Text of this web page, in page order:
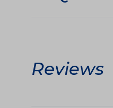
Reviews